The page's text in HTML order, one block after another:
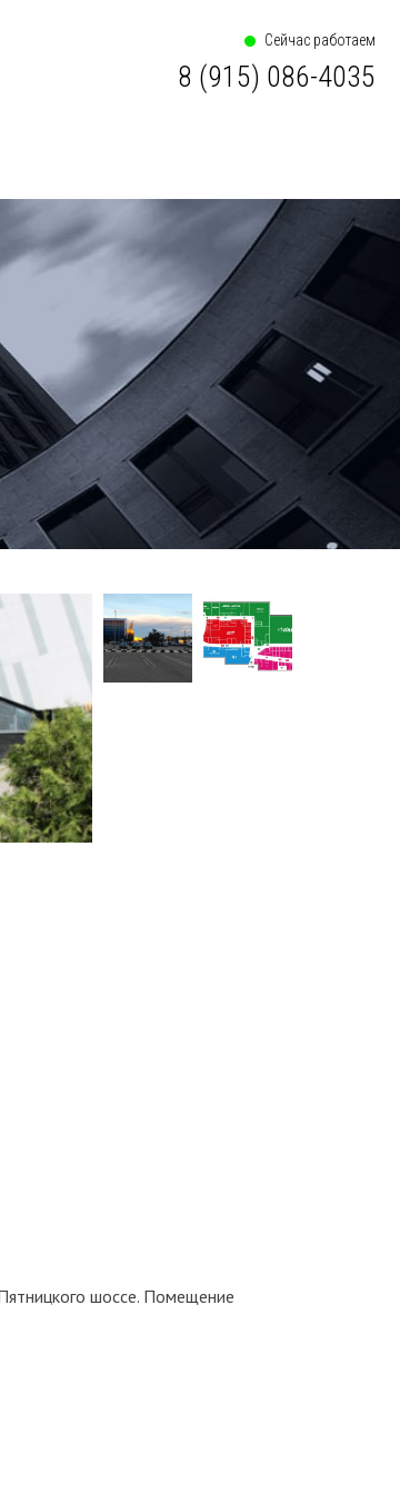
Сейчас работаем
8 (915) 086-4035
шоссе. Помещение